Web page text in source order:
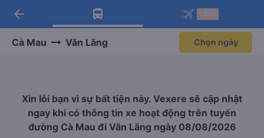
Tải app Vexere ngay!
Nhận ưu đãi thành viên độc
Mở app
Tải app Vexere
-30k/ghế khi đặt vé máy bay qua
Mở app
arrow_back
Cà Mau Văn Lãng Chọn ngày
Xin lỗi bạn vì sự bất tiện này. Vexere sẽ cập nhật
ngay khi có thông tin xe hoạt động trên tuyến
đường Cà Mau đi Văn Lãng ngày 08/08/2026